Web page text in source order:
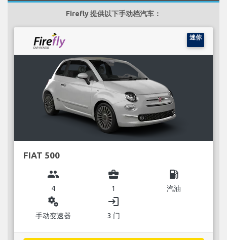
Firefly 提供以下手动档汽车：
迷你
FIAT 500
group
4
business_center
1
local_gas_station
汽油
miscellaneous_services
手动变速器
login
3 门